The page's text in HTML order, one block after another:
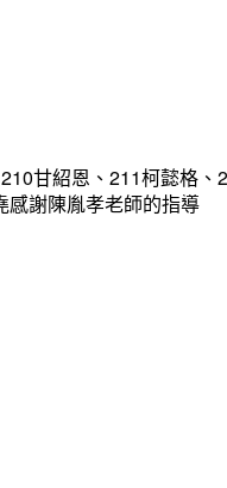
甘紹恩、211柯懿格
謝陳胤孝老師的指導